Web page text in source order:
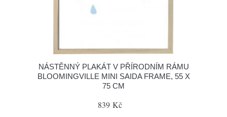
NÁSTĚNNÝ PLAKÁT V PŘÍRODNÍM RÁMU
BLOOMINGVILLE MINI SAIDA FRAME, 55 X
75 CM
839 Kč